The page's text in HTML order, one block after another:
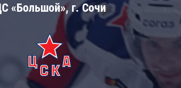
«Большой», г. Сочи